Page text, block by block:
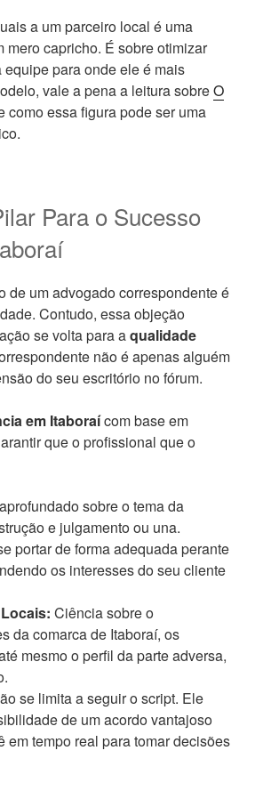
a um parceiro local é uma
capricho. É sobre otimizar
para onde ele é mais
vale a pena a leitura sobreO
como essa figura pode ser uma
Para o Sucesso
de um advogado correspondente é
Contudo, essa objeção
se volta para aqualidade
não é apenas alguém
do seu escritório no fórum.
em Itaboraícom base em
que o profissional que o
sobre o tema da
e julgamento ou una.
portar de forma adequada perante
os interesses do seu cliente
Ciência sobre o
da comarca de Itaboraí, os
mesmo o perfil da parte adversa,
se limita a seguir o script. Ele
de um acordo vantajoso
em tempo real para tomar decisões